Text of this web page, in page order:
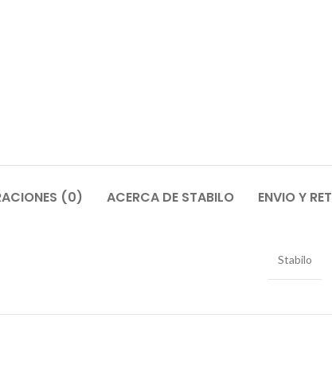
(0) ACERCA DE STABILO ENVIO Y
Stabilo